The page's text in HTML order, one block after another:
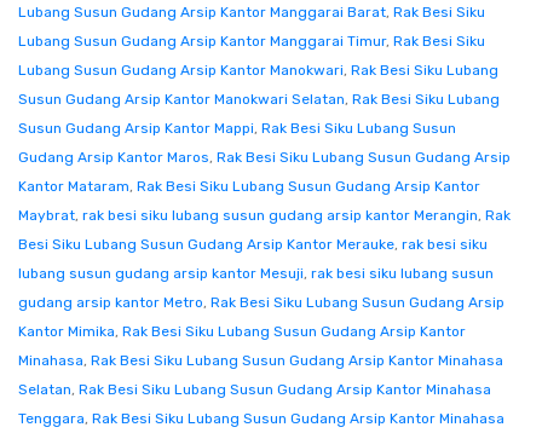
Lubang Susun Gudang Arsip Kantor Manggarai Barat, Rak Besi Siku
Lubang Susun Gudang Arsip Kantor Manggarai Timur, Rak Besi Siku
Lubang Susun Gudang Arsip Kantor Manokwari, Rak Besi Siku Lubang
Susun Gudang Arsip Kantor Manokwari Selatan, Rak Besi Siku Lubang
Susun Gudang Arsip Kantor Mappi, Rak Besi Siku Lubang Susun
Gudang Arsip Kantor Maros, Rak Besi Siku Lubang Susun Gudang Arsip
Kantor Mataram, Rak Besi Siku Lubang Susun Gudang Arsip Kantor
Maybrat, rak besi siku lubang susun gudang arsip kantor Merangin, Rak
Besi Siku Lubang Susun Gudang Arsip Kantor Merauke, rak besi siku
lubang susun gudang arsip kantor Mesuji, rak besi siku lubang susun
gudang arsip kantor Metro, Rak Besi Siku Lubang Susun Gudang Arsip
Kantor Mimika, Rak Besi Siku Lubang Susun Gudang Arsip Kantor
Minahasa, Rak Besi Siku Lubang Susun Gudang Arsip Kantor Minahasa
Selatan, Rak Besi Siku Lubang Susun Gudang Arsip Kantor Minahasa
Tenggara, Rak Besi Siku Lubang Susun Gudang Arsip Kantor Minahasa